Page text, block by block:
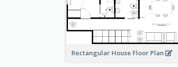
Rectangular House Floor Plan